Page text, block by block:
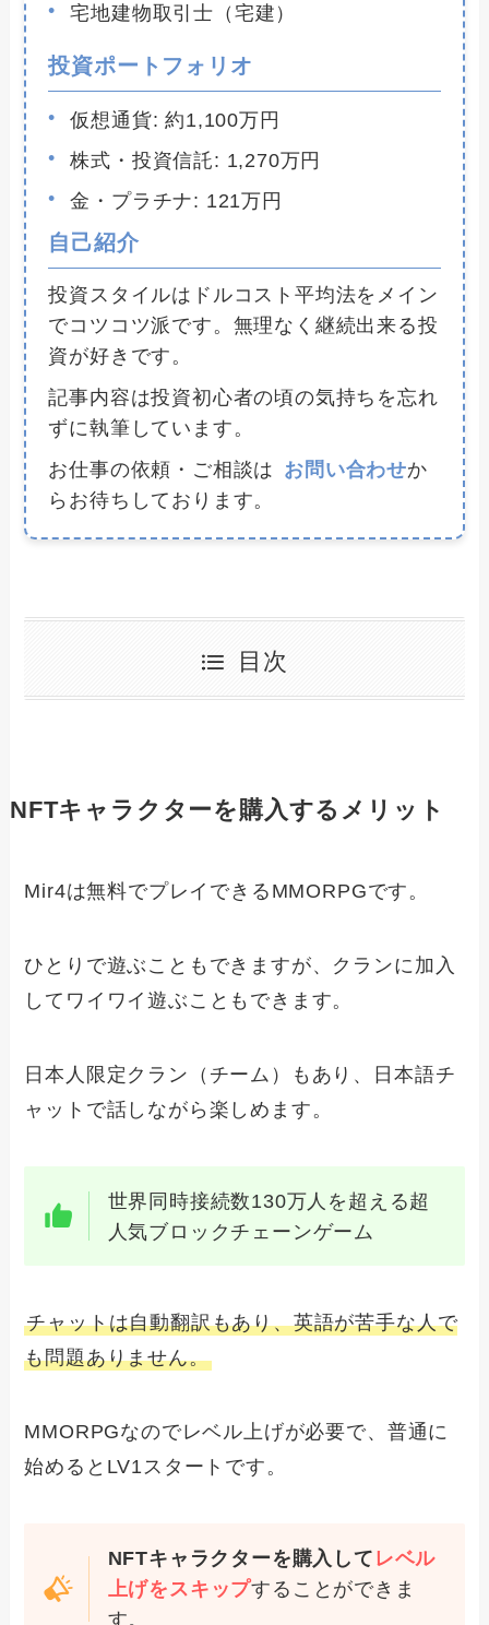
宅地建物取引士（宅建）
投資ポートフォリオ
仮想通貨: 約1,100万円
株式・投資信託: 1,270万円
金・プラチナ: 121万円
自己紹介
投資スタイルはドルコスト平均法をメイン
でコツコツ派です。無理なく継続出来る投
資が好きです。
記事内容は投資初心者の頃の気持ちを忘れ
ずに執筆しています。
お仕事の依頼・ご相談は お問い合わせか
らお待ちしております。
目次
NFTキャラクターを購入するメリット
Mir4は無料でプレイできるMMORPGです。
ひとりで遊ぶこともできますが、クランに加入
してワイワイ遊ぶこともできます。
日本人限定クラン（チーム）もあり、日本語チ
ャットで話しながら楽しめます。
世界同時接続数130万人を超える超
人気ブロックチェーンゲーム
チャットは自動翻訳もあり、英語が苦手な人で
も問題ありません。
MMORPGなのでレベル上げが必要で、普通に
始めるとLV1スタートです。
NFTキャラクターを購入して レベル
上げをスキップすることができま
す。